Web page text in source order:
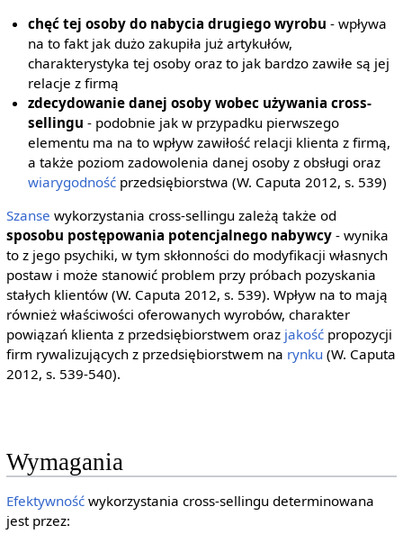
chęć tej osoby do nabycia drugiego wyrobu - wpływa
na to fakt jak dużo zakupiła już artykułów,
charakterystyka tej osoby oraz to jak bardzo zawiłe są jej
relacje z firmą
zdecydowanie danej osoby wobec używania cross-
sellingu - podobnie jak w przypadku pierwszego
elementu ma na to wpływ zawiłość relacji klienta z firmą,
a także poziom zadowolenia danej osoby z obsługi oraz
wiarygodność przedsiębiorstwa (W. Caputa 2012, s. 539)
Szanse wykorzystania cross-sellingu zależą także od
sposobu postępowania potencjalnego nabywcy- wynika
to z jego psychiki, w tym skłonności do modyfikacji własnych
postaw i może stanowić problem przy próbach pozyskania
stałych klientów (W. Caputa 2012, s. 539). Wpływ na to mają
również właściwości oferowanych wyrobów, charakter
powiązań klienta z przedsiębiorstwem oraz jakośćpropozycji
firm rywalizujących z przedsiębiorstwem na rynku (W. Caputa
2012, s. 539-540).
Wymagania
Efektywnośćwykorzystania cross-sellingu determinowana
jest przez: